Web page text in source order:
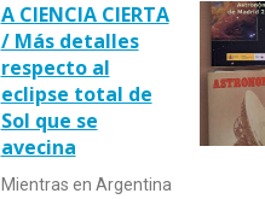
A CIENCIA CIERTA
/ Más detalles
respecto al
eclipse total de
Sol que se
avecina
Mientras en Argentina